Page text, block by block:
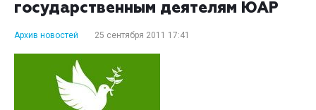
государственным деятелям ЮАР
Архив новостей 25 сентября 2011 17:41